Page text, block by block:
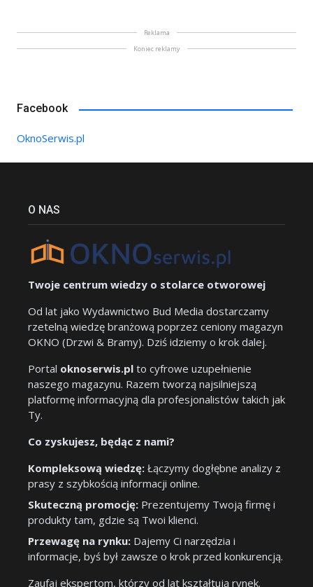
Reklama
Koniec reklamy
Facebook
OknoSerwis.pl
O NAS
Twoje centrum wiedzy o stolarce otworowej
Od lat jako Wydawnictwo Bud Media dostarczamy
rzetelną wiedzę branżową poprzez ceniony magazyn
OKNO (Drzwi & Bramy). Dziś idziemy o krok dalej.
Portal oknoserwis.pl to cyfrowe uzupełnienie
naszego magazynu. Razem tworzą najsilniejszą
platformę informacyjną dla profesjonalistów takich jak
Ty.
Co zyskujesz, będąc z nami?
Kompleksową wiedzę: Łączymy dogłębne analizy z
prasy z szybkością informacji online.
Skuteczną promocję: Prezentujemy Twoją firmę i
produkty tam, gdzie są Twoi klienci.
Przewagę na rynku: Dajemy Ci narzędzia i
informacje, byś był zawsze o krok przed konkurencją.
Zaufaj ekspertom, którzy od lat kształtują rynek.